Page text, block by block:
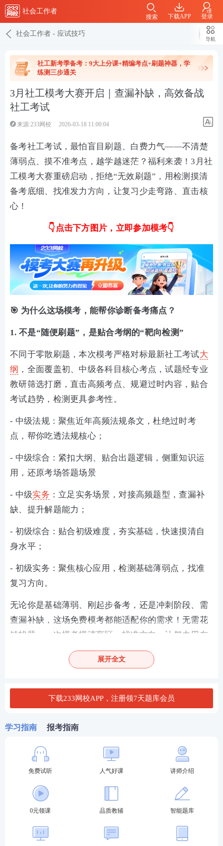
社会工作者
下载APP 登录
搜索
社会工作者 - 应试技巧
导航
社工新考季备考：9大上分课+精编考点+刷题神器，学
练测三步通关
3月社工模考大赛开启｜查漏补缺，高效备战
社工考试
来源:233网校 2026-03-18 11:00:04
备考社工考试，最怕盲目刷题、白费力气——不清楚
薄弱点、摸不准考点，越学越迷茫？福利来袭！3月社
工模考大赛重磅启动，拒绝“无效刷题”，用检测摸清
备考底细、找准发力方向，让复习少走弯路、直击核
心！
👇点击下方图片，立即参加模考👇
🎯 为什么这场模考，能帮你诊断备考痛点？
1. 不是“随便刷题”，是贴合考纲的“靶向检测”
不同于零散刷题，本次模考严格对标最新社工考试大
纲 ，全面覆盖初、中级各科目核心考点，试题经专业
教研筛选打磨，直击高频考点、规避过时内容，贴合
考试趋势，检测更具参考性。
- 中级法规：聚焦近年高频法规条文，杜绝过时考
点，帮你吃透法规核心；
- 中级综合：紧扣大纲、贴合出题逻辑，侧重知识运
用，还原考场答题场景
- 中级实务 ：立足实务场景，对接高频题型，查漏补
缺、提升解题能力；
- 初级综合：贴合初级难度，夯实基础，快速摸清自
身水平；
- 初级实务：聚焦核心应用，检测基础薄弱点，找准
复习方向。
无论你是基础薄弱、刚起步备考，还是冲刺阶段、需
查漏补缺，这场免费模考都能适配你的需求！无需花
钱找题，一次模考摸清盲区、找准方向，让努力用在
硬核奖励，参与即赚！
完成模考即可赢取奖励， 帆布包、题库会员、考证
币、资料下载币等实用福利等你来拿，每一份参与都
有收获！
■ 第一名：定制帆布包（233网校周边实物奖品）
■ 第二名：7天V1题库体验会员（可解锁题库章节练
■ 第三名：1000考证币（可在233商城兑换品牌周
■ 参与奖：30下载币（可用于下载网校各类备考资
展开全文
下载233网校APP，注册领7天题库会员
学习指南 报考指南
免费试听 人气好课 讲师介绍
0元领课 品质教辅 智能题库